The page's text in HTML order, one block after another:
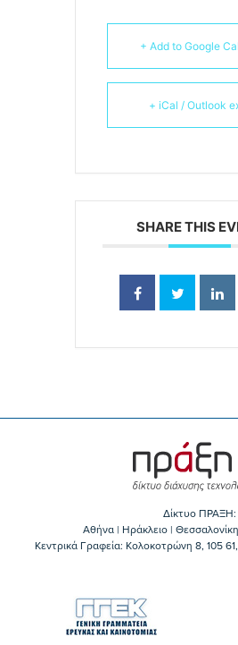
+ Add to Google
+ iCal / Outlook
SHARE THIS
Δίκτυο ΠΡΑΞΗ:
Αθήνα | Ηράκλειο |
Κεντρικά Γραφεία: Kολοκοτρώνη 8, 105